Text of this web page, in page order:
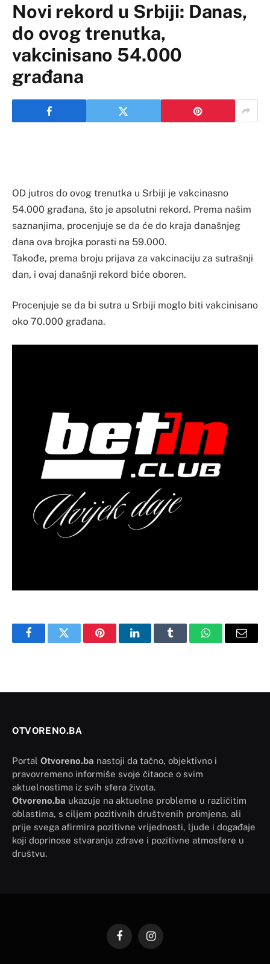
Novi rekord u Srbiji: Danas,
do ovog trenutka,
vakcinisano 54.000
građana
OD jutros do ovog trenutka u Srbiji je vakcinasno
54.000 građana, što je apsolutni rekord. Prema našim
saznanjima, procenjuje se da će do kraja današnjeg
dana ova brojka porasti na 59.000.
Takođe, prema broju prijava za vakcinaciju za sutrašnji
dan, i ovaj današnji rekord biće oboren.
Procenjuje se da bi sutra u Srbiji moglo biti vakcinisano
oko 70.000 građana.
FacebookTwitter PinterestLinkedInTumblr WhatsAppEmail
OTVORENO.BA
Portal Otvoreno.ba nastoji da tačno, objektivno i
pravovremeno informiše svoje čitaoce o svim
aktuelnostima iz svih sfera života.
Otvoreno.ba ukazuje na aktuelne probleme u različitim
oblastima, s ciljem pozitivnih društvenih promjena, ali
prije svega afirmira pozitivne vrijednosti, ljude i događaje
koji doprinose stvaranju zdrave i pozitivne atmosfere u
društvu.
FacebookInstagram